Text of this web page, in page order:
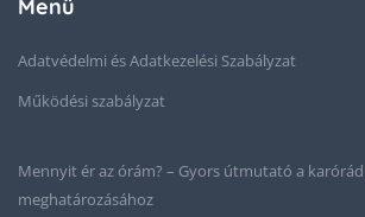
Menü
Adatvédelmi és Adatkezelési Szabályzat
Működési szabályzat
Mennyit ér az órám? – Gyors útmutató a
meghatározásához